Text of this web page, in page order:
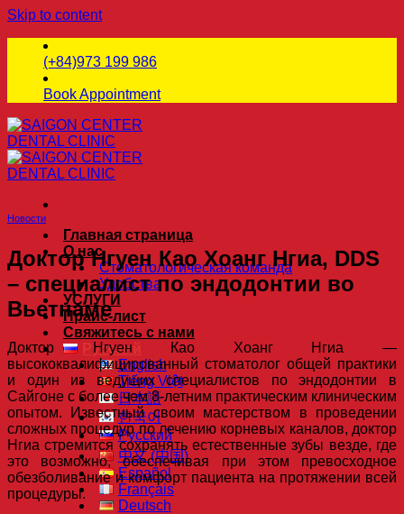
Skip to content
(+84)973 199 986
Book Appointment
Главная страница
О нас
Стоматологическая команда
Удобства
УСЛУГИ
Прайс-лист
Свяжитесь с нами
Русский
English
Tiếng Việt
日本語
한국어
Русский
中文 (中国)
Español
Français
Deutsch
Новости
Доктор Нгуен Као Хоанг Нгиа, DDS
– специалист по эндодонтии во
Вьетнаме
Доктор Нгуен Као Хоанг Нгиа —
высококвалифицированный стоматолог общей практики
и один из ведущих специалистов по эндодонтии в
Сайгоне с более чем 8-летним практическим клиническим
опытом. Известный своим мастерством в проведении
сложных процедур по лечению корневых каналов, доктор
Нгиа стремится сохранять естественные зубы везде, где
это возможно, обеспечивая при этом превосходное
обезболивание и комфорт пациента на протяжении всей
процедуры.